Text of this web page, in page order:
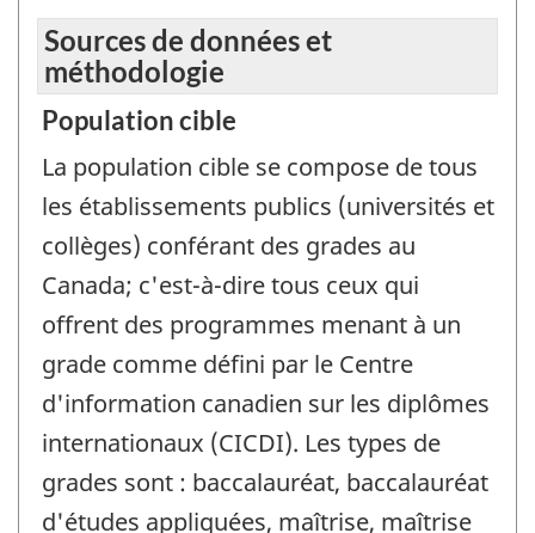
Sources de données et
méthodologie
Population cible
La population cible se compose de tous
les établissements publics (universités et
collèges) conférant des grades au
Canada; c'est-à-dire tous ceux qui
offrent des programmes menant à un
grade comme défini par le Centre
d'information canadien sur les diplômes
internationaux (CICDI). Les types de
grades sont : baccalauréat, baccalauréat
d'études appliquées, maîtrise, maîtrise